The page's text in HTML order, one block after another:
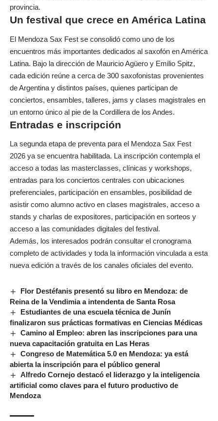
provincia.
Un festival que crece en América Latina
El Mendoza Sax Fest se consolidó como uno de los
encuentros más importantes dedicados al saxofón en América
Latina. Bajo la dirección de Mauricio Agüero y Emilio Spitz,
cada edición reúne a cerca de 300 saxofonistas provenientes
de Argentina y distintos países, quienes participan de
conciertos, ensambles, talleres, jams y clases magistrales en
un entorno único al pie de la Cordillera de los Andes.
Entradas e inscripción
La segunda etapa de preventa para el Mendoza Sax Fest
2026 ya se encuentra habilitada. La inscripción contempla el
acceso a todas las masterclasses, clínicas y workshops,
entradas para los conciertos centrales con ubicaciones
preferenciales, participación en ensambles, posibilidad de
asistir como alumno activo en clases magistrales, acceso a
stands y charlas de expositores, participación en sorteos y
acceso a las comunidades digitales del festival.
Además, los interesados podrán consultar el cronograma
completo de actividades y toda la información vinculada a esta
nueva edición a través de los canales oficiales del evento.
Flor Destéfanis presentó su libro en Mendoza: de
Reina de la Vendimia a intendenta de Santa Rosa
Estudiantes de una escuela técnica de Junín
finalizaron sus prácticas formativas en Ciencias Médicas
Camino al Empleo: abren las inscripciones para una
nueva capacitación gratuita en Las Heras
Congreso de Matemática 5.0 en Mendoza: ya está
abierta la inscripción para el público general
Alfredo Cornejo destacó el liderazgo y la inteligencia
artificial como claves para el futuro productivo de
Mendoza